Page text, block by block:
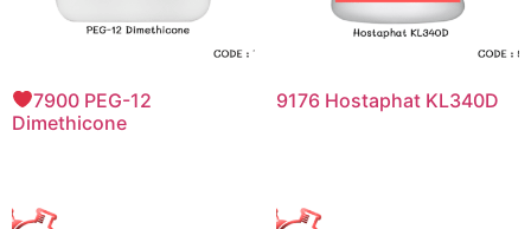
7900 PEG-12
Dimethicone
9176 Hostaphat KL340D